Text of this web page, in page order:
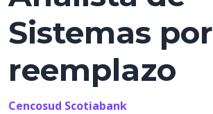
Sistemas por
reemplazo
Cencosud Scotiabank